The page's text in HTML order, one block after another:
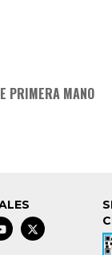
PRIMERA MANO